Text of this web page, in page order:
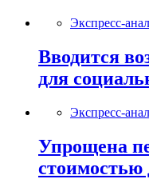
Экспресс-
Вводится
для
Экспресс-
Упрощена
стоимостью